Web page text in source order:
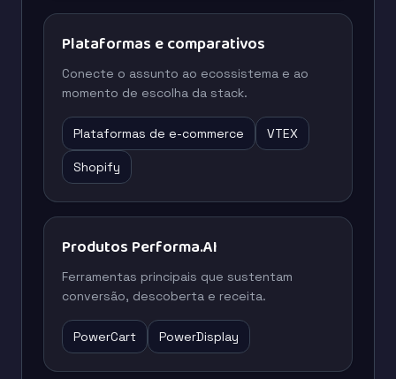
Plataformas e comparativos
Conecte o assunto ao ecossistema e ao
momento de escolha da stack.
Plataformas de e-commerce VTEX
Shopify
Produtos Performa.AI
Ferramentas principais que sustentam
conversão, descoberta e receita.
PowerCart PowerDisplay